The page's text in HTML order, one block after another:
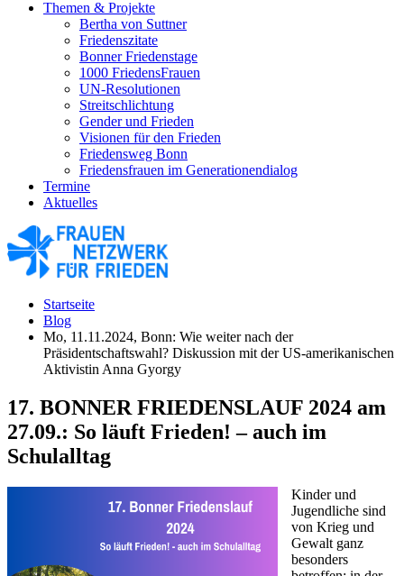
Themen & Projekte
Bertha von Suttner
Friedenszitate
Bonner Friedenstage
1000 FriedensFrauen
UN-Resolutionen
Streitschlichtung
Gender und Frieden
Visionen für den Frieden
Friedensweg Bonn
Friedensfrauen im Generationendialog
Termine
Aktuelles
Startseite
Blog
Mo, 11.11.2024, Bonn: Wie weiter nach der
Präsidentschaftswahl? Diskussion mit der US-amerikanischen
Aktivistin Anna Gyorgy
17. BONNER FRIEDENSLAUF 2024 am
27.09.: So läuft Frieden! – auch im
Schulalltag
Kinder und
Jugendliche sind
von Krieg und
Gewalt ganz
besonders